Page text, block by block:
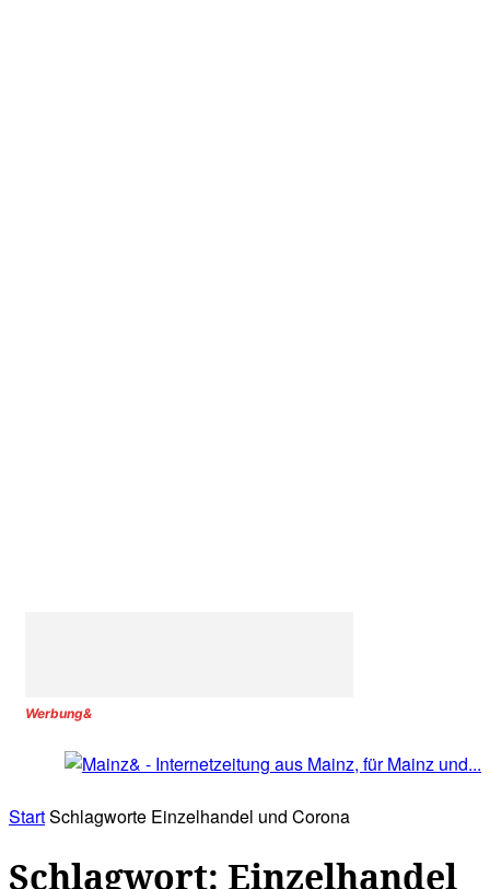
Werbung&
StartSchlagworte Einzelhandel und Corona
Schlagwort: Einzelhandel